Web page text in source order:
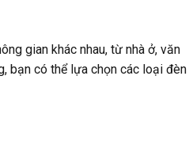
gian khác nhau, từ nhà ở, văn
bạn có thể lựa chọn các loại đèn